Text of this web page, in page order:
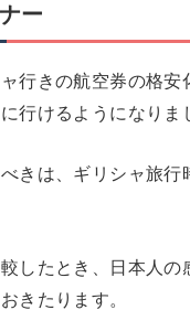
ー
行きの航空券の格安
行けるようになりま
きは、ギリシャ旅行
したとき、日本人の
きたります。